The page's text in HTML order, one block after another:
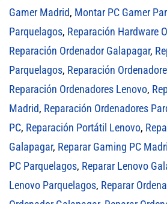
Gamer Madrid, Montar PC Gamer
Parquelagos, Reparación Hardware
Reparación Ordenador Galapagar,
Parquelagos, Reparación
Reparación Ordenadores Lenovo,
Madrid, Reparación Ordenadores
PC, Reparación Portátil Lenovo,
Galapagar, Reparar Gaming PC
PC Parquelagos, Reparar Lenovo
Lenovo Parquelagos, Reparar